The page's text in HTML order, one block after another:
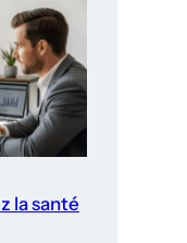
la santé